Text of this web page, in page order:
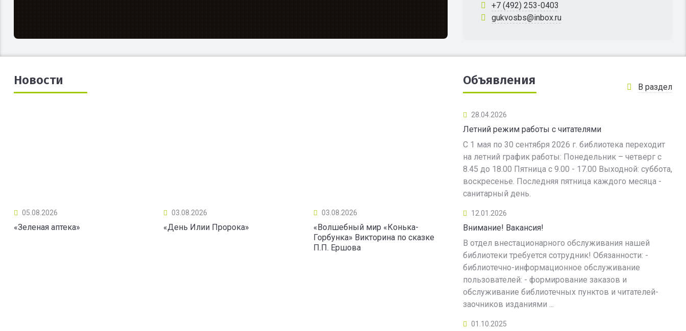
+7 (492) 253-0403
gukvosbs@inbox.ru
Новости
05.08.2026
«Зеленая аптека»
03.08.2026
«День Илии Пророка»
03.08.2026
«Волшебный мир «Конька-
Горбунка» Викторина по сказке
П.П. Ершова
Объявления В раздел
28.04.2026
Летний режим работы с читателями
С 1 мая по 30 сентября 2026 г. библиотека переходит
на летний график работы: Понедельник – четверг с
8.45 до 18.00 Пятница с 9.00 - 17.00 Выходной: суббота,
воскресенье. Последняя пятница каждого месяца -
санитарный день.
12.01.2026
Внимание! Вакансия!
В отдел внестационарного обслуживания нашей
библиотеки требуется сотрудник! Обязанности: -
библиотечно-информационное обслуживание
пользователей: - формирование заказов и
обслуживание библиотечных пунктов и читателей-
заочников изданиями ...
01.10.2025